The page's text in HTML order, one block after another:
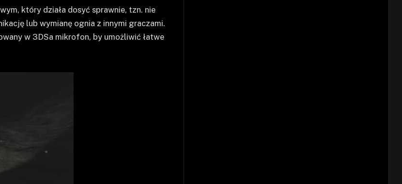
który działa dosyć sprawnie, tzn. nie
lub wymianę ognia z innymi graczami.
w 3DSa mikrofon, by umożliwić łatwe